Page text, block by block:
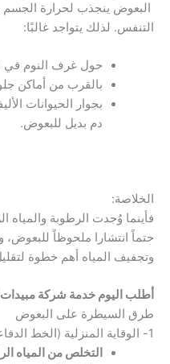
البعوض ينجذب لحرارة الجسم
التنفس. لذلك يتواجد غالبًا:
حول غرف النوم في
بالقرب من أماكن
بجوار الحيوانات
دم بديل للبعوض.
الخلاصة:
فأينما وُجدت الرطوبة والمياه
حتماً انتشارا ملحوظاً للبعوض،
وتجفيف المياه أهم خطوة
أطلب اليوم خدمة شركة
طرق السيطرة على البعوض
1- الوقاية المنزلية (الخط الدفاعي الأول)
التخلص من المياه